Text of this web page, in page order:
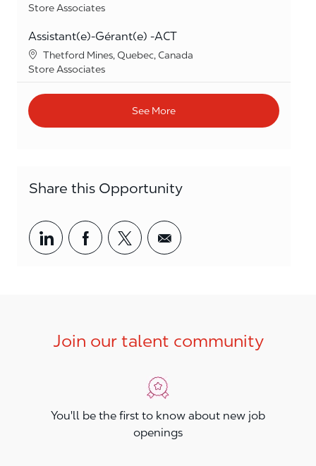
Category
Store Associates
Assistant(e)-Gérant(e) -ACT
Location
Thetford Mines, Quebec, Canada
Category
Store Associates
See More
Share this Opportunity
Share via LinkedIn
Share via Facebook
Share via twitter
Share via email
Join our talent community
You'll be the first to know about new job
openings